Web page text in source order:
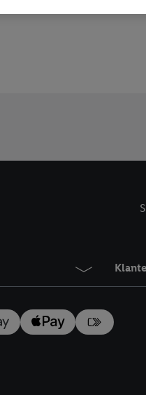
Lidl.be
te kopen), ook op
waaronder de bewaartermijn van